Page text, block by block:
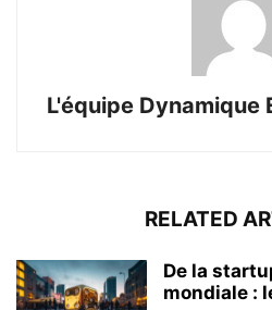
L'équipe Dynamique
RELATED
De la
mondiale :